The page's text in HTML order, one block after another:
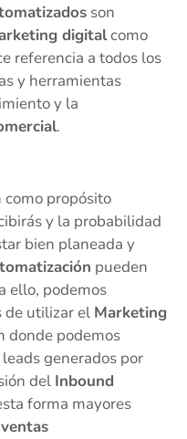
son
digitalcomo
referencia a todos los
y herramientas
y la
.
como propósito
y la probabilidad
bien planeada y
pueden
ello, podemos
de utilizar el Marketing
donde podemos
generados por
del Inbound
forma mayores